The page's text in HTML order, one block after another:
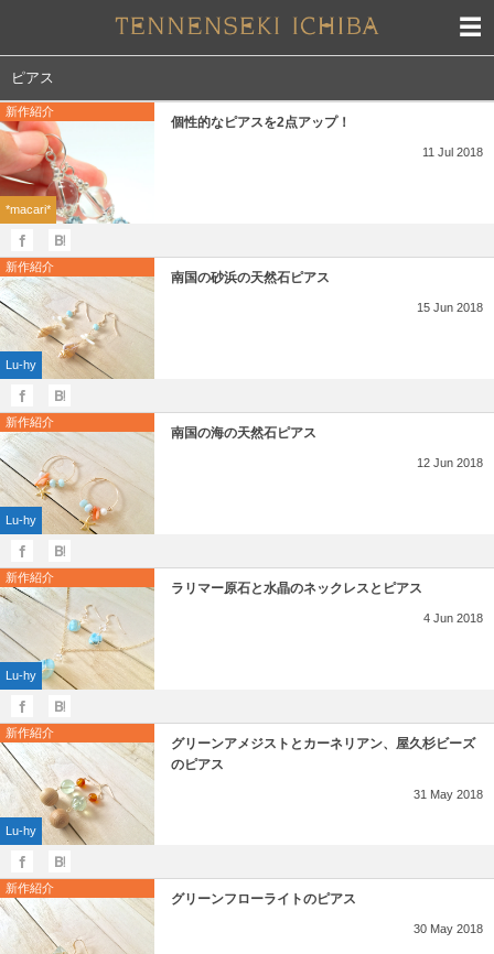
ピアス
新作紹介
*macari*
個性的なピアスを2点アップ！
11 Jul 2018
新作紹介
Lu-hy
南国の砂浜の天然石ピアス
15 Jun 2018
新作紹介
Lu-hy
南国の海の天然石ピアス
12 Jun 2018
新作紹介
Lu-hy
ラリマー原石と水晶のネックレスとピアス
4 Jun 2018
新作紹介
Lu-hy
グリーンアメジストとカーネリアン、屋久杉ビーズ
のピアス
31 May 2018
新作紹介
グリーンフローライトのピアス
30 May 2018